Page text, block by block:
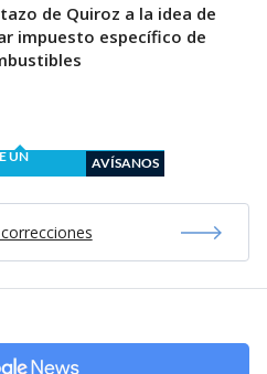
de Quiroz a la idea de
impuesto específico de
UN
AVÍSANOS